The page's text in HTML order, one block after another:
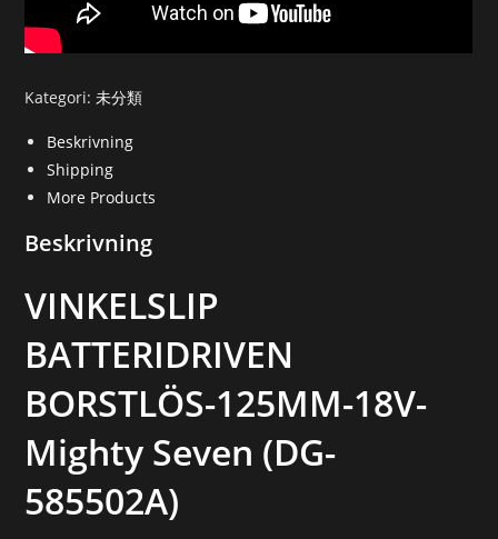
Kategori:未分類
Beskrivning
Shipping
More Products
Beskrivning
VINKELSLIP
BATTERIDRIVEN
BORSTLÖS-125MM-18V-
Mighty Seven (DG-
585502A)